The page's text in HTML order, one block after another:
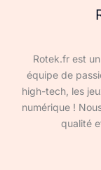
Rotek.fr est
équipe de
high-tech, les
numérique !
qualité